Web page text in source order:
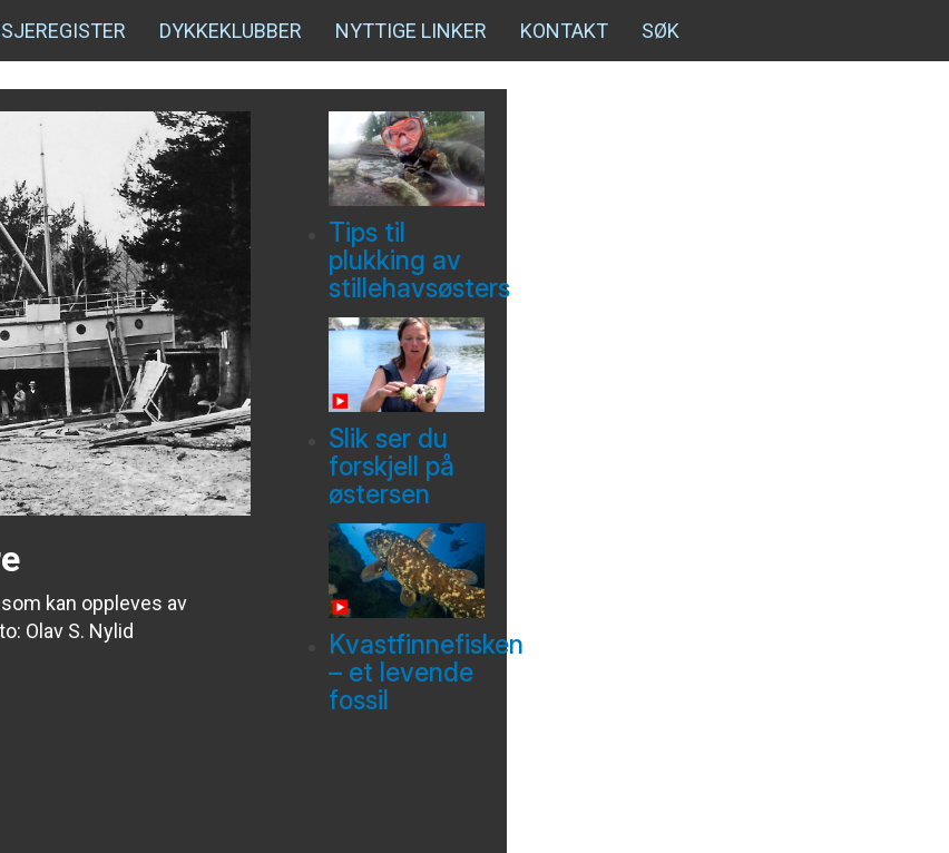
DYKKEKLUBBER NYTTIGE LINKER KONTAKT SØK
kan oppleves av
Olav S. Nylid
Tips til
plukking av
stillehavsøsters
Slik ser du
forskjell på
østersen
Kvastfinnefisken
– et levende
fossil